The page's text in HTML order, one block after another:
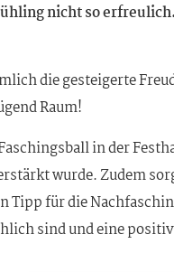
nicht so
die gesteigerte
Raum!
in der
wurde. Zudem
Tipp für die
sind und eine